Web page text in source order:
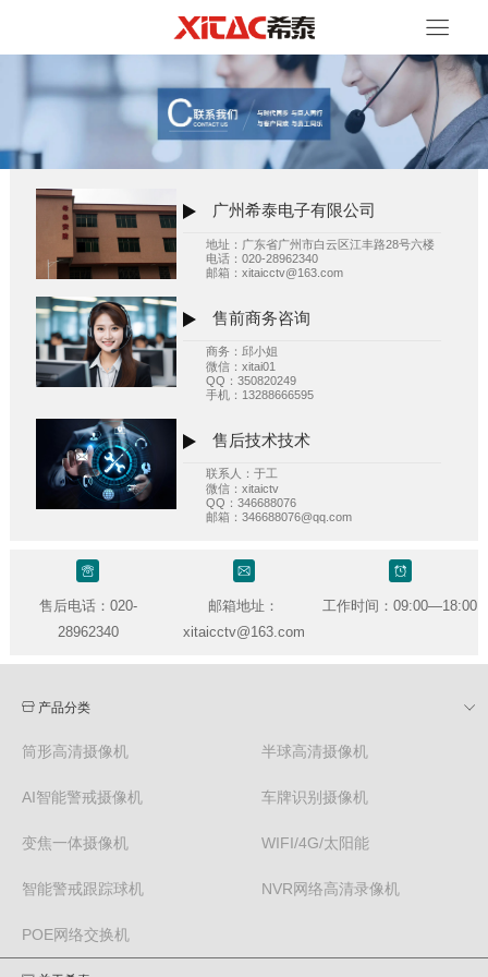
广州希泰电子有限公司
地址：广东省广州市白云区江丰路28号六楼
电话：020-28962340
邮箱：xitaicctv@163.com
售前商务咨询
商务：邱小姐
微信：xitai01
QQ：350820249
手机：13288666595
售后技术技术
联系人：于工
微信：xitaictv
QQ：346688076
邮箱：346688076@qq.com
售后电话：020-
28962340
邮箱地址：
xitaicctv@163.com
工作时间：09:00—18:00
产品分类
筒形高清摄像机 半球高清摄像机
AI智能警戒摄像机 车牌识别摄像机
变焦一体摄像机 WIFI/4G/太阳能
智能警戒跟踪球机 NVR网络高清录像机
POE网络交换机